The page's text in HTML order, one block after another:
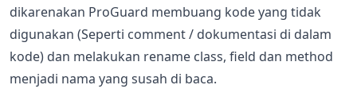
dikarenakan ProGuard membuang kode yang tidak
digunakan (Seperti comment / dokumentasi di dalam
kode) dan melakukan rename class, field dan method
menjadi nama yang susah di baca.